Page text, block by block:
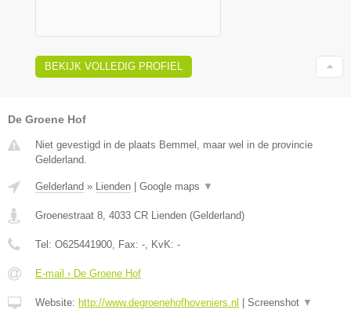
BEKIJK VOLLEDIG PROFIEL
De Groene Hof
Niet gevestigd in de plaats Bemmel, maar wel in de provincie
Gelderland.
Gelderland » Lienden Google maps ▼
Groenestraat 8, 4033 CR Lienden (Gelderland)
Tel: O625441900, Fax: -, KvK: -
E-mail › De Groene Hof
Website: http://www.degroenehofhoveniers.nl Screenshot ▼